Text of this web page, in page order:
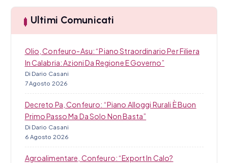
i
c
a
Ultimi Comunicati
Olio, Confeuro-Asu: “Piano Straordinario Per Filiera
In Calabria: Azioni Da Regione E Governo”
Di Dario Casani
7 Agosto 2026
Decreto Pa, Confeuro: “Piano Alloggi Rurali È Buon
Primo Passo Ma Da Solo Non Basta”
Di Dario Casani
6 Agosto 2026
Agroalimentare, Confeuro: “Export In Calo?